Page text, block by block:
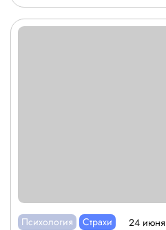
Психология Страхи 24